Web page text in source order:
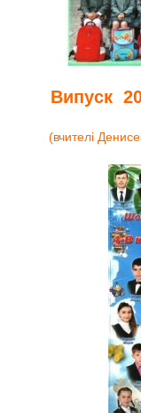
Випуск
(вчителі